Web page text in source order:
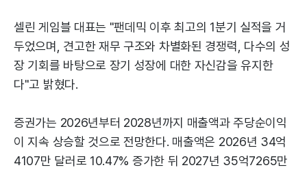
셀린 게임블 대표는 "팬데믹 이후 최고의 1분기 실적을 거
두었으며, 견고한 재무 구조와 차별화된 경쟁력, 다수의 성
장 기회를 바탕으로 장기 성장에 대한 자신감을 유지한
다"고 밝혔다.
증권가는 2026년부터 2028년까지 매출액과 주당순이익
이 지속 상승할 것으로 전망한다. 매출액은 2026년 34억
4107만 달러로 10.47% 증가한 뒤 2027년 35억7265만